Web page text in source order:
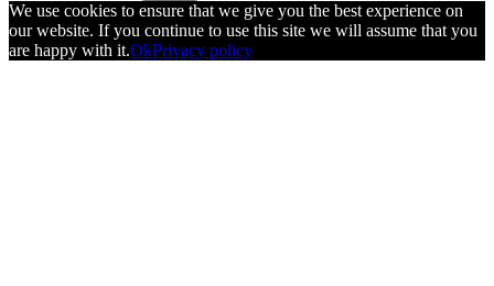
We use cookies to ensure that we give you the best experience on
our website. If you continue to use this site we will assume that you
are happy with it.OkPrivacy policy